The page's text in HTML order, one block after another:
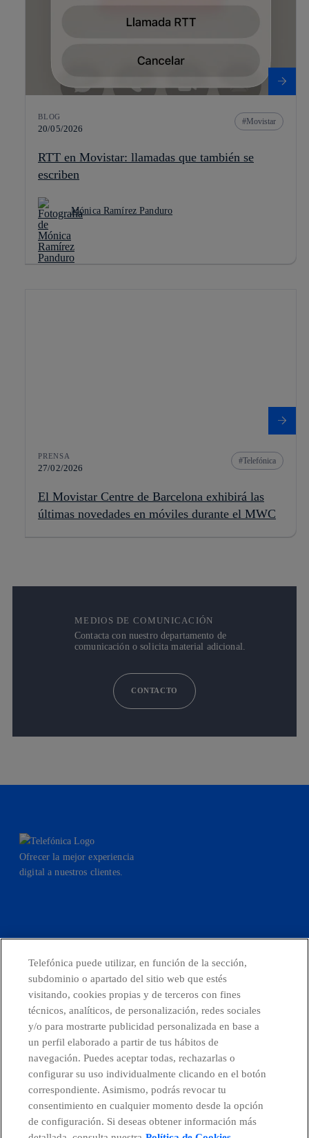
BLOG
20/05/2026
Movistar
RTT en Movistar: llamadas que también se
escriben
Mónica Ramírez Panduro
PRENSA
27/02/2026
Telefónica
El Movistar Centre de Barcelona exhibirá las
últimas novedades en móviles durante el MWC
MEDIOS DE COMUNICACIÓN
Contacta con nuestro departamento de
comunicación o solicita material adicional.
CONTACTO
Ofrecer la mejor experiencia
digital a nuestros clientes.
facebook linkedin twitter instagram youtube
CONTACTO
Telefónica en redes sociales
Canal de Denuncias
Centro Global Transparencia
Telefónica puede utilizar, en función de la sección,
subdominio o apartado del sitio web que estés
visitando, cookies propias y de terceros con fines
técnicos, analíticos, de personalización, redes sociales
y/o para mostrarte publicidad personalizada en base a
un perfil elaborado a partir de tus hábitos de
navegación. Puedes aceptar todas, rechazarlas o
configurar su uso individualmente clicando en el botón
correspondiente. Asimismo, podrás revocar tu
consentimiento en cualquier momento desde la opción
de configuración. Si deseas obtener información más